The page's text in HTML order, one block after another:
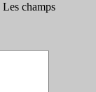
Les champs